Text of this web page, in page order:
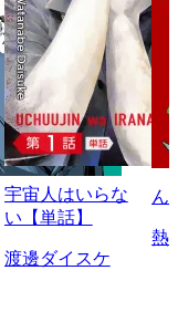
宇宙人はいらな
い【単話】
渡邊ダイスケ
ん
熱